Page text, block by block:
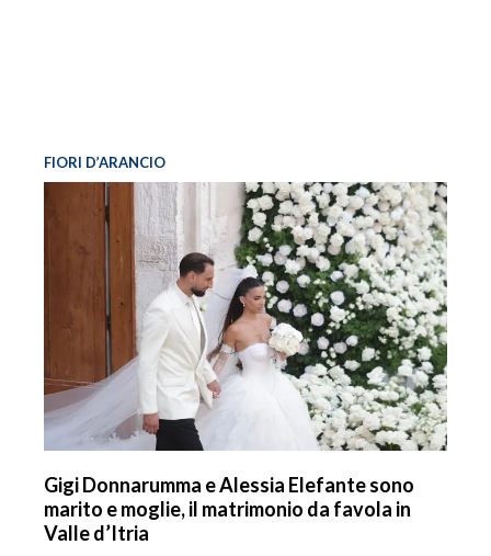
FIORI D’ARANCIO
Gigi Donnarumma e Alessia Elefante sono
marito e moglie, il matrimonio da favola in
Valle d’Itria